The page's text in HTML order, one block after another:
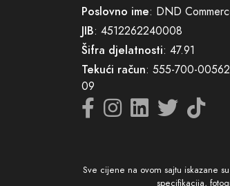
Poslovno ime: DND
JIB: 4512262240008
Šifra djelatnosti: 47.91
Tekući račun: 555-700-
09
Sve cijene na ovom sajtu iskazane
specifikacija,